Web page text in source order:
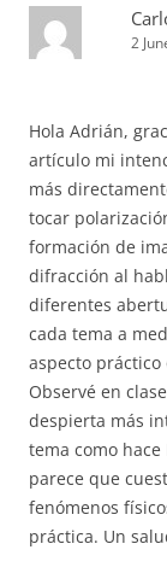
2
Hola Adrián,
artículo mi
más
tocar
formación de
difracción al
diferentes
cada tema a
aspecto
Observé en
despierta más
tema como
parece que
fenómenos
práctica. Un